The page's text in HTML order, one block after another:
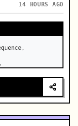
14 HOURS AGO